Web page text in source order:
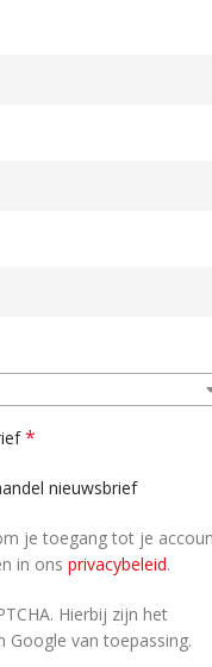
*
nieuwsbrief
je toegang tot je
in ons privacybeleid.
Hierbij zijn het
Google van toepassing.